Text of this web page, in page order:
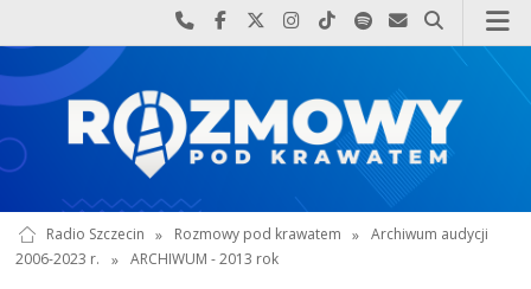
Najlepiej po prostu do nas zadzwoń
Odwiedź nas na Facebook-u
Odwiedź nas na X
Odwiedź nas na Instagram-ie
Odwiedź nas na TikTok-u
Szukaj nas na Spotify
Wyślij do nas
Szukaj
Radio Szczecin » Rozmowy pod krawatem » Archiwum audycji
2006-2023 r.
» ARCHIWUM - 2013 rok